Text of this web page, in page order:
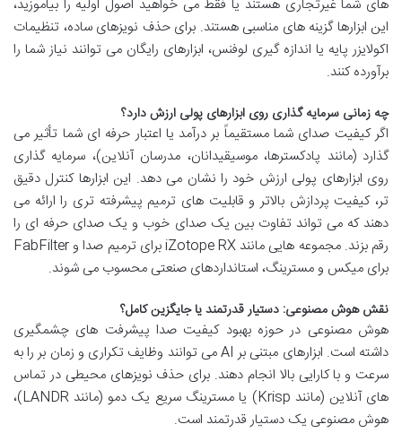
های شما غیرتجاری هستند یا فقط می خواهید اصول اولیه را بیاموزید،
این ابزارها گزینه های مناسبی هستند. برای حذف نویزهای ساده، تنظیمات
اکولایزر پایه یا اندازه گیری لوفنس، ابزارهای رایگان می توانند نیاز شما را
برآورده کنند.
چه زمانی سرمایه گذاری روی ابزارهای پولی ارزش دارد؟
اگر کیفیت صدای شما مستقیماً بر درآمد یا اعتبار حرفه ای شما تأثیر می
گذارد (مانند پادکسترها، موسیقیدانان، مدرسان آنلاین)، سرمایه گذاری
روی ابزارهای پولی ارزش خود را نشان می دهد. این ابزارها کنترل دقیق
تر، کیفیت پردازش بالاتر و قابلیت های ترمیم پیشرفته تری را ارائه می
دهند که می تواند تفاوت بین یک صدای خوب و یک صدای حرفه ای را
رقم بزند. مجموعه هایی مانند iZotope RX برای ترمیم صدا و FabFilter
برای میکس و مسترینگ، استانداردهای صنعتی محسوب می شوند.
نقش هوش مصنوعی: دستیار قدرتمند یا جایگزین کامل؟
هوش مصنوعی در حوزه بهبود کیفیت صدا پیشرفت های چشمگیری
داشته است. ابزارهای مبتنی بر AI می توانند وظایف تکراری و زمان بر را به
سرعت و با کارایی بالا انجام دهند. برای حذف نویزهای محیطی در تماس
های آنلاین (مانند Krisp) یا مسترینگ سریع یک دمو (مانند LANDR)،
هوش مصنوعی یک دستیار قدرتمند است.